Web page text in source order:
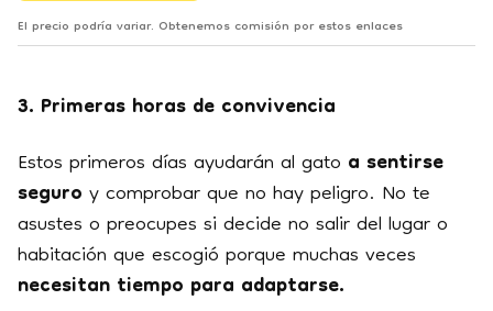
El precio podría variar. Obtenemos comisión por estos enlaces
3. Primeras horas de convivencia
Estos primeros días ayudarán al gatoa sentirse
seguroy comprobar que no hay peligro. No te
asustes o preocupes si decide no salir del lugar o
habitación que escogió porque muchas veces
necesitan tiempo para adaptarse.